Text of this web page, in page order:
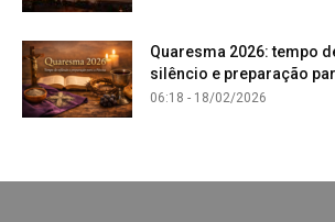
Quaresma 2026: tempo
silêncio e preparação
06:18 - 18/02/2026